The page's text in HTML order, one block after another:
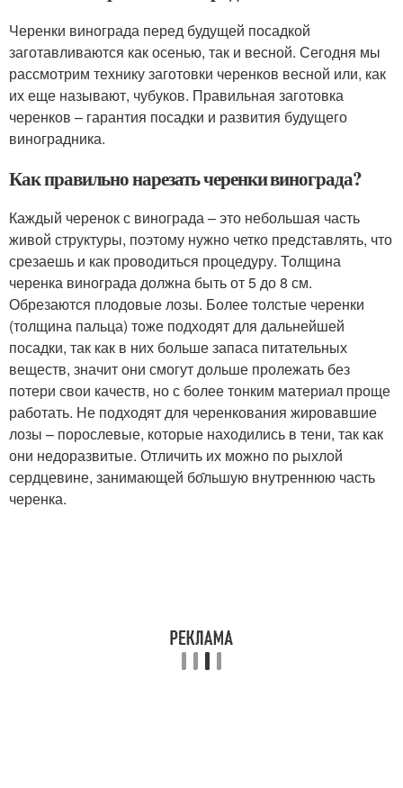
Черенки винограда перед будущей посадкой
заготавливаются как осенью, так и весной. Сегодня мы
рассмотрим технику заготовки черенков весной или, как
их еще называют, чубуков. Правильная заготовка
черенков – гарантия посадки и развития будущего
виноградника.
Как правильно нарезать черенки винограда?
Каждый черенок с винограда – это небольшая часть
живой структуры, поэтому нужно четко представлять, что
срезаешь и как проводиться процедуру. Толщина
черенка винограда должна быть от 5 до 8 см.
Обрезаются плодовые лозы. Более толстые черенки
(толщина пальца) тоже подходят для дальнейшей
посадки, так как в них больше запаса питательных
веществ, значит они смогут дольше пролежать без
потери свои качеств, но с более тонким материал проще
работать. Не подходят для черенкования жировавшие
лозы – порослевые, которые находились в тени, так как
они недоразвитые. Отличить их можно по рыхлой
сердцевине, занимающей бо̂льшую внутреннюю часть
черенка.